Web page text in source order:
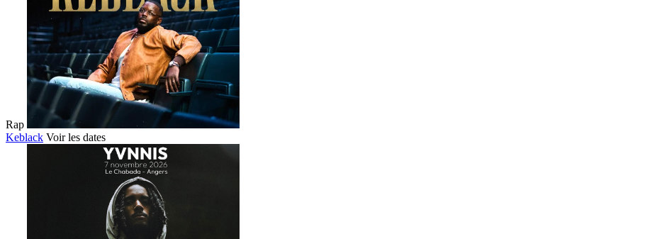
Rap
Keblack Voir les dates